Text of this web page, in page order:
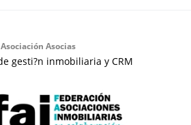
Asociación Asocias